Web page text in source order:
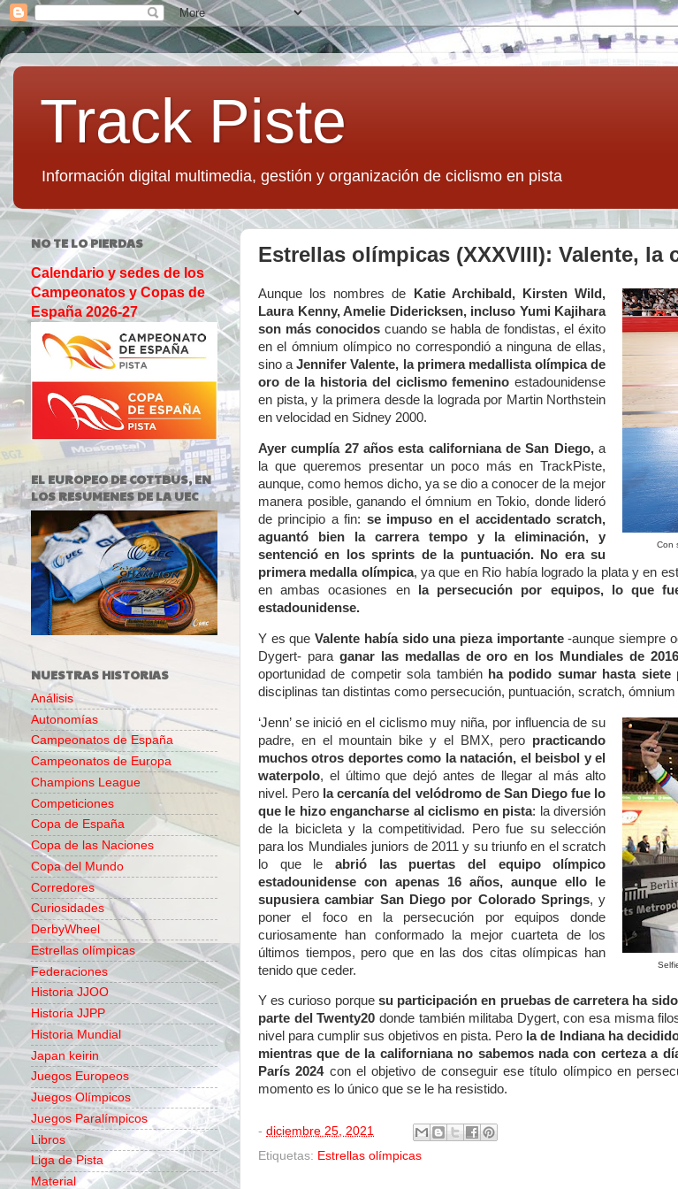
Track Piste
Información digital multimedia, gestión y organización de ciclismo en pista
Estrellas olímpicas (XXXVIII): Valente, la
Con
Aunque los nombres de
Katie Archibald, Kirsten Wild,
Laura Kenny, Amelie Didericksen, incluso Yumi Kajihara
son más conocidos cuando se habla de fondistas, el éxito
en el ómnium olímpico no correspondió a ninguna de ellas,
sino aJennifer Valente, la primera medallista olímpica de
oro de la historia del ciclismo femenino estadounidense
en pista, y la primera desde la lograda por Martin Northstein
en velocidad en Sidney 2000.
Ayer cumplía 27 años esta californiana de San Diego,a
la que queremos presentar un poco más en TrackPiste,
aunque, como hemos dicho, ya se dio a conocer de la mejor
manera posible, ganando el ómnium en Tokio, donde lideró
de principio a fin: se impuso en el accidentado scratch,
aguantó bien la carrera tempo y la eliminación, y
sentenció en los sprints de la puntuación. No era su
primera medalla olímpica, ya que en Rio había logrado la plata y en
en ambas ocasiones en
la persecución por equipos, lo que
estadounidense.
Y es queValente había sido una pieza importante-aunque siempre
Dygert- para ganar las medallas de oro en los Mundiales de
oportunidad de competir sola también ha podido sumar hasta siete
disciplinas tan distintas como persecución, puntuación, scratch, ómnium
‘Jenn’ se inició en el ciclismo muy niña, por influencia de su
padre, en el mountain bike y el BMX, pero practicando
muchos otros deportes como la natación, el beisbol y el
waterpolo, el último que dejó antes de llegar al más alto
nivel. Pero la cercanía del velódromo de San Diego fue lo
que le hizo engancharse al ciclismo en pista: la diversión
de la bicicleta y la competitividad. Pero fue su selección
para los Mundiales juniors de 2011 y su triunfo en el scratch
lo que le abrió las puertas del equipo olímpico
estadounidense con apenas 16 años, aunque ello le
supusiera cambiar San Diego por Colorado Springs, y
poner el foco en la persecución por equipos donde
curiosamente han conformado la mejor cuarteta de los
últimos tiempos, pero que en las dos citas olímpicas han
tenido que ceder.
Y es curioso porque su participación en pruebas de carretera ha
parte del Twenty20 donde también militaba Dygert, con esa misma
nivel para cumplir sus objetivos en pista. Pero la de Indiana ha
mientras que de la californiana no sabemos nada con certeza a
París 2024con el objetivo de conseguir ese título olímpico en
momento es lo único que se le ha resistido.
- diciembre 25, 2021
Etiquetas: Estrellas olímpicas
NO TE LO PIERDAS
Calendario y sedes de los
Campeonatos y Copas de
España 2026-27
EL EUROPEO DE COTTBUS, EN
LOS RESUMENES DE LA UEC
NUESTRAS HISTORIAS
Análisis
Autonomías
Campeonatos de España
Campeonatos de Europa
Champions League
Competiciones
Copa de España
Copa de las Naciones
Copa del Mundo
Corredores
Curiosidades
DerbyWheel
Estrellas olímpicas
Federaciones
Historia JJOO
Historia JJPP
Historia Mundial
Japan keirin
Juegos Europeos
Juegos Olímpicos
Juegos Paralímpicos
Libros
Liga de Pista
Material